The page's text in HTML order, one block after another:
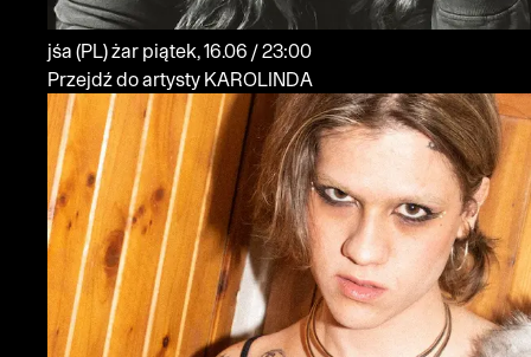
jśa (PL)żar
piątek, 16.06 / 23:00
Przejdź do artysty KAROLINDA